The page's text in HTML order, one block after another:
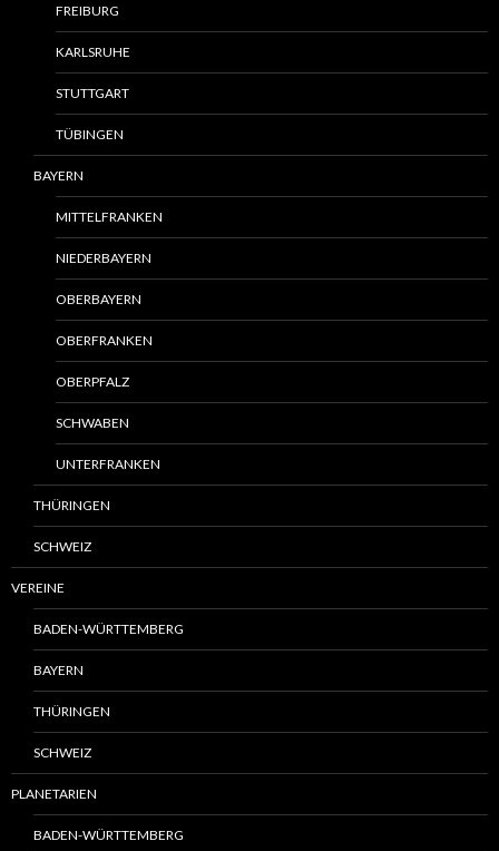
FREIBURG
KARLSRUHE
STUTTGART
TÜBINGEN
BAYERN
MITTELFRANKEN
NIEDERBAYERN
OBERBAYERN
OBERFRANKEN
OBERPFALZ
SCHWABEN
UNTERFRANKEN
THÜRINGEN
SCHWEIZ
VEREINE
BADEN-WÜRTTEMBERG
BAYERN
THÜRINGEN
SCHWEIZ
PLANETARIEN
BADEN-WÜRTTEMBERG